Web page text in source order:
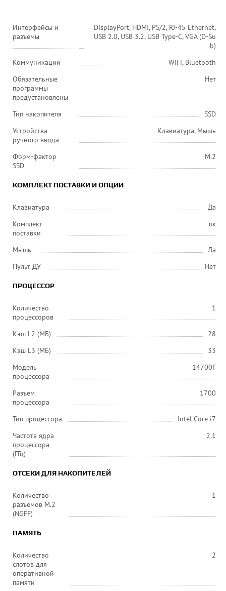
Интерфейсы и
разъемы
DisplayPort, HDMI, PS/2, RJ-45 Ethernet,
USB 2.0, USB 3.2, USB Type-C, VGA (D-Su
b)
Коммуникации
WiFi, Bluetooth
Обязательные
программы
предустановлены
Нет
Тип накопителя
SSD
Устройства
ручного ввода
Клавиатура, Мышь
Форм-фактор
SSD
M.2
КОМПЛЕКТ ПОСТАВКИ И ОПЦИИ
Клавиатура
Да
Комплект
поставки
пк
Мышь
Да
Пульт ДУ
Нет
ПРОЦЕССОР
Количество
процессоров
1
Кэш L2 (МБ)
28
Кэш L3 (МБ)
33
Модель
процессора
14700F
Разъем
процессора
1700
Тип процессора
Intel Core i7
Частота ядра
процессора
(ГГц)
2.1
ОТСЕКИ ДЛЯ НАКОПИТЕЛЕЙ
Количество
разъемов M.2
(NGFF)
1
ПАМЯТЬ
Количество
слотов для
оперативной
памяти
2